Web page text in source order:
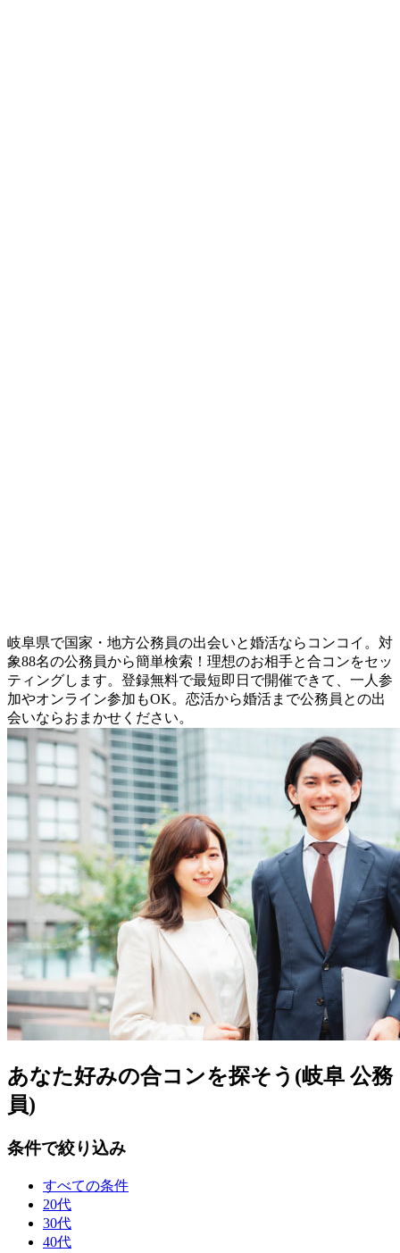
岐阜県で国家・地方公務員の出会いと婚活ならコンコイ。対
象88名の公務員から簡単検索！理想のお相手と合コンをセッ
ティングします。登録無料で最短即日で開催できて、一人参
加やオンライン参加もOK。恋活から婚活まで公務員との出
会いならおまかせください。
あなた好みの合コンを探そう(岐阜 公務
員)
条件で絞り込み
すべての条件
20代
30代
40代